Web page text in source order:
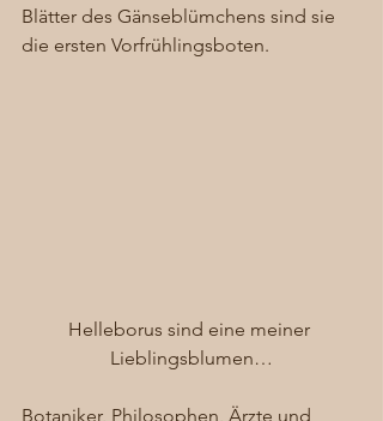
Blätter des Gänseblümchens sind sie
die ersten Vorfrühlingsboten.
Helleborus sind eine meiner
Lieblingsblumen…
Botaniker, Philosophen, Ärzte und